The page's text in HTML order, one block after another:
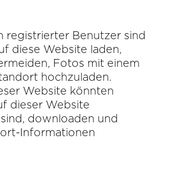
registrierter Benutzer sind
diese Website laden,
Fotos mit einem
hochzuladen.
Website könnten
dieser Website
downloaden und
Informationen